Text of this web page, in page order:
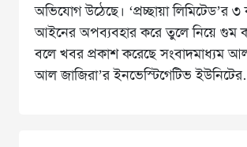
অভিযোগ উঠেছে। ‘প্রচ্ছায়া লিমিটেড’র ৩
আইনের অপব্যবহার করে তুলে নিয়ে গুম
বলে খবর প্রকাশ করেছে সংবাদমাধ্যম
আল জাজিরা’র ইনভেস্টিগেটিভ